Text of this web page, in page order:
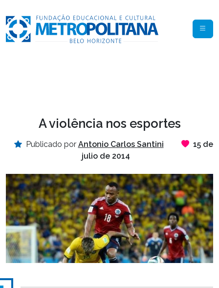
A violência nos esportes
Publicado por Antonio Carlos Santini
15 de
julio de 2014